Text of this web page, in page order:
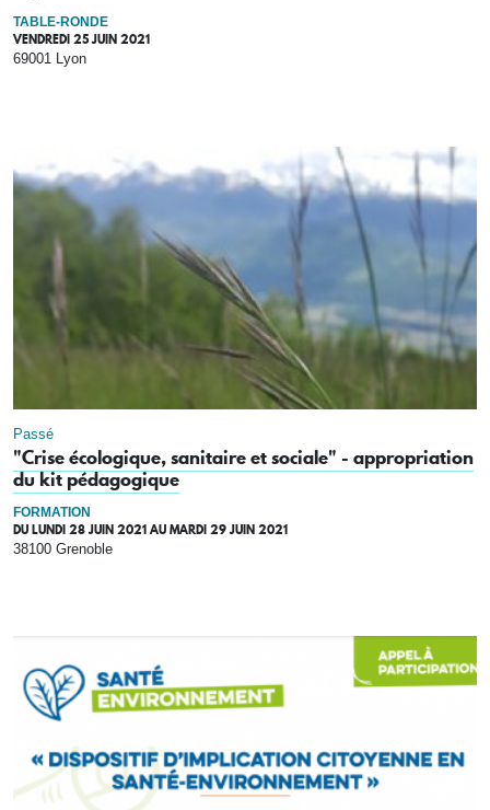
TABLE-RONDE
VENDREDI 25 JUIN 2021
69001 Lyon
Passé
"Crise écologique, sanitaire et sociale" - appropriation
du kit pédagogique
FORMATION
DULUNDI 28 JUIN 2021AUMARDI 29 JUIN 2021
38100 Grenoble